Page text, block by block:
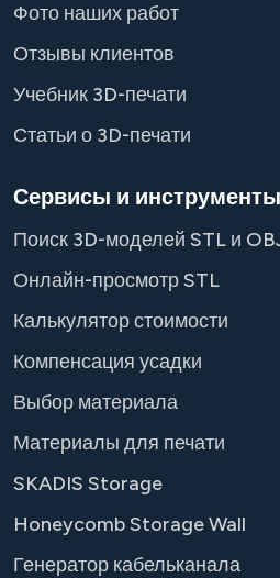
Фото наших работ
Отзывы клиентов
Учебник 3D-печати
Статьи о 3D-печати
Сервисы и инструменты
Поиск 3D-моделей STL и
Онлайн-просмотр STL
Калькулятор стоимости
Компенсация усадки
Выбор материала
Материалы для печати
SKADIS Storage
Honeycomb Storage Wall
Генератор кабельканала